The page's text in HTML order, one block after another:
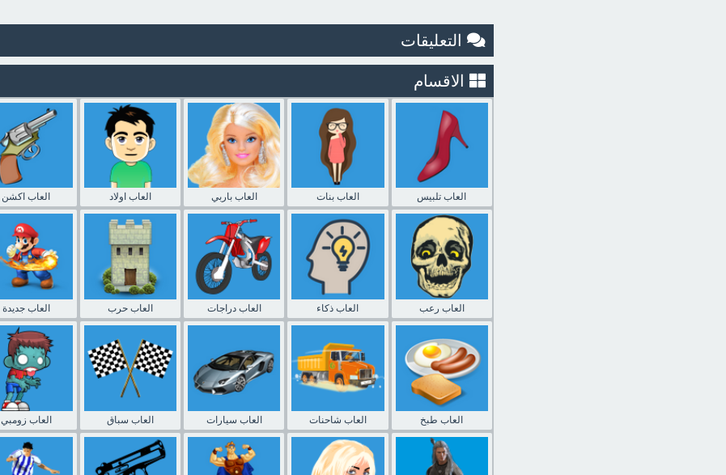
التعليقات
الاقسام
العاب اكشن العاب اولاد العاب باربي العاب بنات العاب تلبيس
العاب جديدة العاب حرب العاب دراجات العاب ذكاء العاب رعب
العاب زومبي العاب سباق العاب سيارات العاب شاحنات العاب طبخ